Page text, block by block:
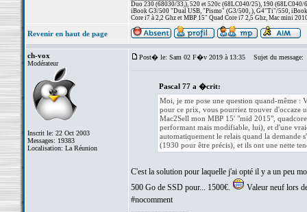
Duo 230 (68030/33,), 520 et 520c (68LC040/25), 190 (68LC040/
iBook G3/500 "Dual USB, "Pismo" (G3/500, ), G4"Ti"/550,
Core i7 à 2,2 Ghz et MBP 15" Quad Core i7 2,5 Ghz, Mac mini
Revenir en haut de page
ch-vox
Modérateur
Inscrit le: 22 Oct 2003
Messages: 19383
Localisation: La Réunion
Post� le: Sam 02 F�v 2019 à 13:35 Sujet du message:
Pascal 77 a �crit:
Moi, je me pose une question quand-même :
pour ce prix, vous pourriez trouver d'occaze
Mac2Sell mon MBP 15' "mid 2015",
performant mais modifiable, lui), et d'une
automatiquement le relais quand la demande
(1930 pour être précis), et ils ont une nette
C'est la solution pour laquelle j'ai opté il y a un peu
500 Go de SSD pour... 1500€.
Valeur neuf lors
#nocomment